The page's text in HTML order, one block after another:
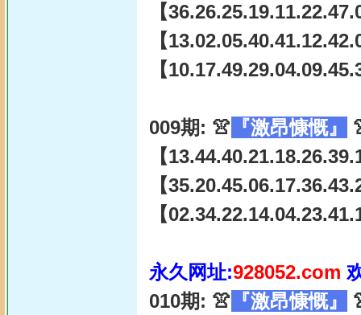
【
【
【
009期: 👚 『激昂慷慨』
【
【
【
永久网址:928052.com
010期: 👚 『激昂慷慨』